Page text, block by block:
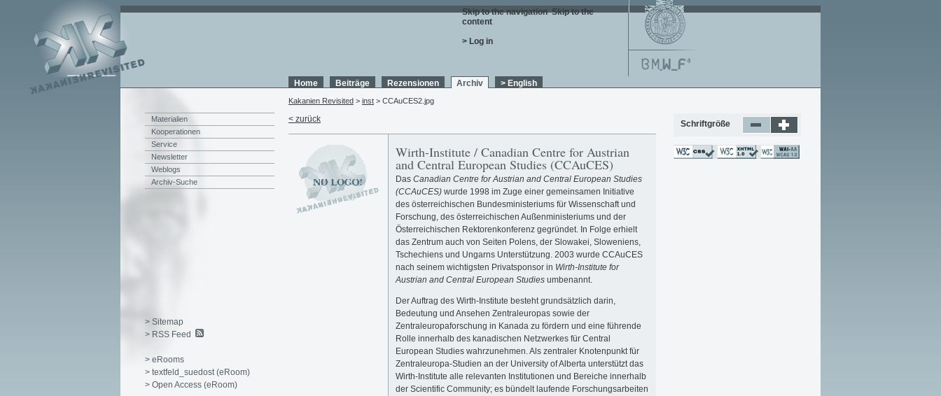
Skip to the navigation. Skip to the
content.
> Log in
Home Beiträge Rezensionen Archiv > English
Kakanien Revisited > inst > CCAuCES2.jpg
< zurück
Wirth-Institute / Canadian Centre for Austrian
and Central European Studies (CCAuCES)
Das Canadian Centre for Austrian and Central European Studies
(CCAuCES) wurde 1998 im Zuge einer gemeinsamen Initiative
des österreichischen Bundesministeriums für Wissenschaft und
Forschung, des österreichischen Außenministeriums und der
Österreichischen Rektorenkonferenz gegründet. In Folge erhielt
das Zentrum auch von Seiten Polens, der Slowakei, Sloweniens,
Tschechiens und Ungarns Unterstützung. 2003 wurde CCAuCES
nach seinem wichtigsten Privatsponsor in Wirth-Institute for
Austrian and Central European Studies umbenannt.
Der Auftrag des Wirth-Institute besteht grundsätzlich darin,
Bedeutung und Ansehen Zentraleuropas sowie der
Zentraleuropaforschung in Kanada zu fördern und eine führende
Rolle innerhalb des kanadischen Netzwerkes für Central
European Studies wahrzunehmen. Als zentraler Knotenpunkt für
Zentraleuropa-Studien an der University of Alberta unterstützt das
Wirth-Institute alle relevanten Institutionen und Bereiche innerhalb
der Scientific Community; es bündelt laufende Forschungsarbeiten
Materialien
Kooperationen
Service
Newsletter
Weblogs
Archiv-Suche
> Sitemap
> RSS Feed
> eRooms
> textfeld_suedost (eRoom)
> Open Access (eRoom)
Schriftgröße